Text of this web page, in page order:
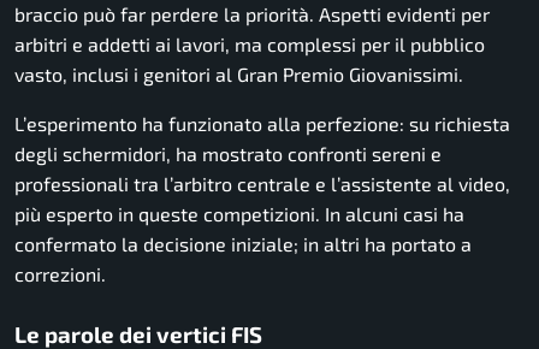
braccio può far perdere la priorità. Aspetti evidenti per
arbitri e addetti ai lavori, ma complessi per il pubblico
vasto, inclusi i genitori al Gran Premio Giovanissimi.
L’esperimento ha funzionato alla perfezione: su richiesta
degli schermidori, ha mostrato confronti sereni e
professionali tra l’arbitro centrale e l’assistente al video,
più esperto in queste competizioni. In alcuni casi ha
confermato la decisione iniziale; in altri ha portato a
correzioni.
Le parole dei vertici FIS